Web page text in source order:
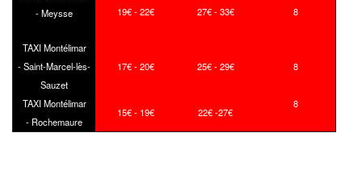
- Meysse
19€ - 22€ 27€ - 33€ 8
TAXI Montélimar
- Saint-Marcel-lès-
Sauzet
17€ - 20€ 25€ - 29€ 8
TAXI Montélimar
- Rochemaure
15€ - 19€ 22€ -27€
8